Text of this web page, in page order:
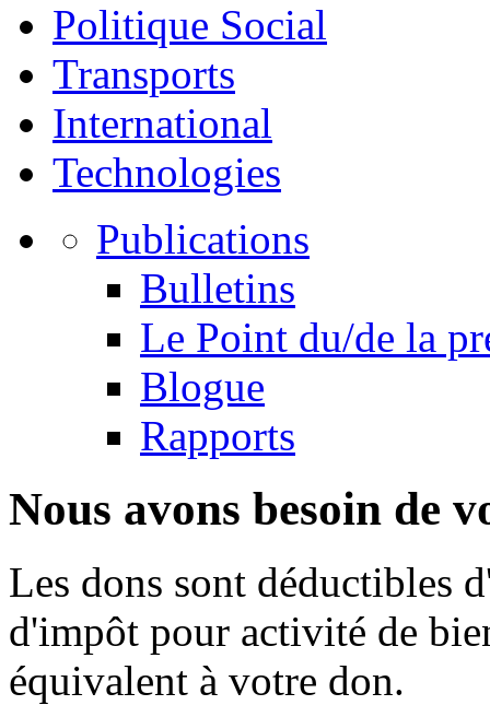
Politique Social
Transports
International
Technologies
Publications
Bulletins
Le Point du/de la
Blogue
Rapports
Nous avons besoin de
Les dons sont déductibles
d'impôt pour activité de
équivalent à votre don.